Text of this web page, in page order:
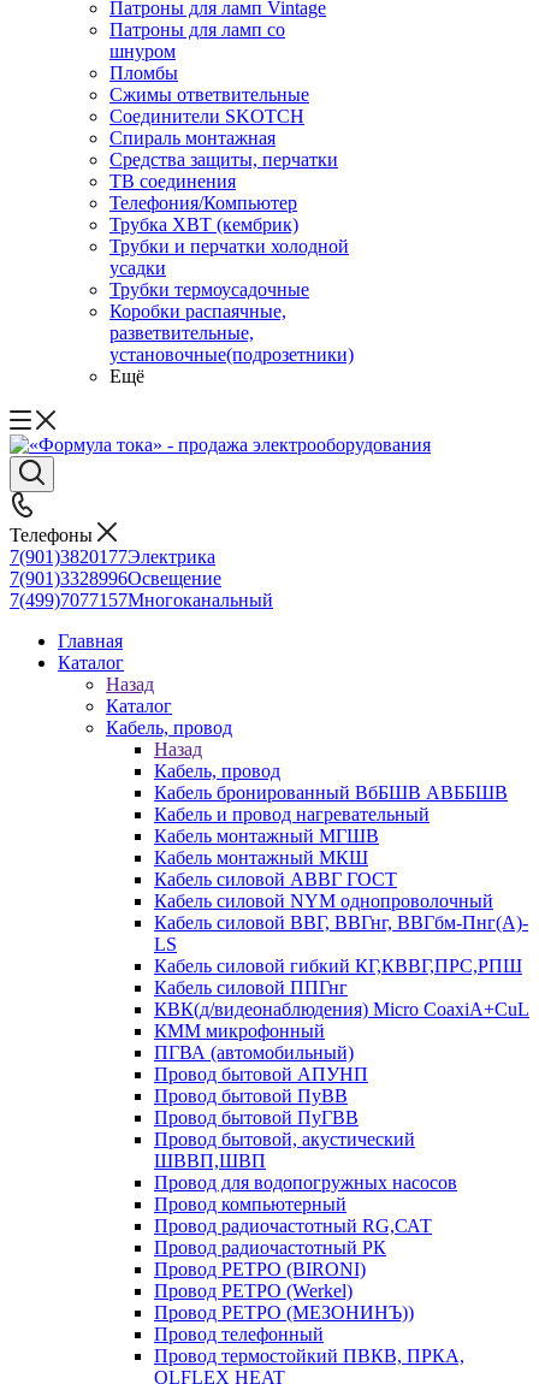
Патроны для ламп Vintage
Патроны для ламп со
шнуром
Пломбы
Сжимы ответвительные
Соединители SKOTCH
Спираль монтажная
Средства защиты, перчатки
ТВ соединения
Телефония/Компьютер
Трубка ХВТ (кембрик)
Трубки и перчатки холодной
усадки
Трубки термоусадочные
Коробки распаячные,
разветвительные,
установочные(подрозетники)
Ещё
Телефоны
7(901)3820177Электрика
7(901)3328996Освещение
7(499)7077157Многоканальный
Главная
Каталог
Назад
Каталог
Кабель, провод
Назад
Кабель, провод
Кабель бронированный ВбБШВ АВББШВ
Кабель и провод нагревательный
Кабель монтажный МГШВ
Кабель монтажный МКШ
Кабель силовой АВВГ ГОСТ
Кабель силовой NYM однопроволочный
Кабель силовой ВВГ, ВВГнг, ВВГбм-Пнг(А)-
LS
Кабель силовой гибкий КГ,КВВГ,ПРС,РПШ
Кабель силовой ППГнг
КВК(д/видеонаблюдения) Micro CoaxiA+CuL
КММ микрофонный
ПГВА (автомобильный)
Провод бытовой АПУНП
Провод бытовой ПуВВ
Провод бытовой ПуГВВ
Провод бытовой, акустический
ШВВП,ШВП
Провод для водопогружных насосов
Провод компьютерный
Провод радиочастотный RG,САТ
Провод радиочастотный РК
Провод РЕТРО (BIRONI)
Провод РЕТРО (Werkel)
Провод РЕТРО (МЕЗОНИНЪ))
Провод телефонный
Провод термостойкий ПВКВ, ПРКА,
OLFLEX HEAT